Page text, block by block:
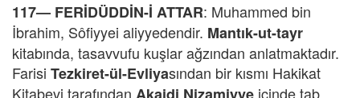
117— FERİDÜDDİN-İ ATTAR: Muhammed bin
İbrahim, Sôfiyyei aliyyedendir. Mantık-ut-tayr
kitabında, tasavvufu kuşlar ağzından anlatmaktadır.
Farisi Tezkiret-ül-Evliyasından bir kısmı Hakikat
Kitabevi tarafından
içinde tab